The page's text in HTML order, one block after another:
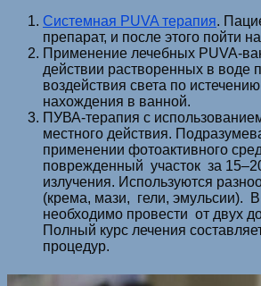
Системная PUVA терапия.
препарат, и после этого пойти
Применение лечебных PUVA-
действии растворенных в воде
воздействия света по
нахождения в ванной.
ПУВА-терапия с
местного действия.
применении фотоактивного
поврежденный участок за
излучения. Используются
(крема, мази, гели, эмульсии).
необходимо провести от двух
Полный курс лечения
процедур.